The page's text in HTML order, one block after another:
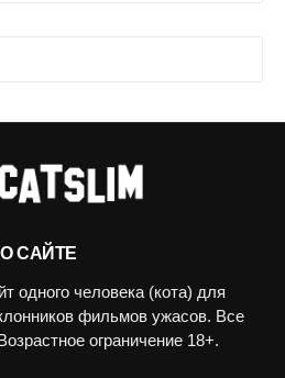
О САЙТЕ
одного человека (кота) для
фильмов ужасов. Все
ограничение 18+.